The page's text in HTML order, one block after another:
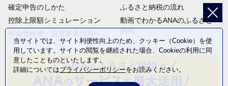
確定申告のしかた
控除上限額シミュレーション
ふるさと納税の流れ
動画でわかるANAのふるさと
納税
当サイトでは、サイト利便性向上のため、クッキー（Cookie）を使
用しています。サイトの閲覧を継続された場合、Cookieの利用に同
意したことものといたします。
詳細についてはプライバシーポリシーをお読みください。